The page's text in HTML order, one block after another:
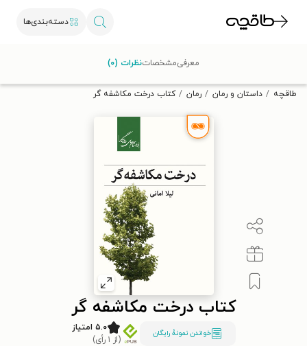
دسته‌بندی‌ها
تخفیف از طاقچه دریافت کن.
طاقچه داستان و رمان رمان کتاب درخت مکاشفه گر
کتاب درخت مکاشفه گر
خواندن نمونۀ رایگان
۵.۰ امتیاز
(از ۱ رأی)
معرفیمشخصاتنظرات (۰)